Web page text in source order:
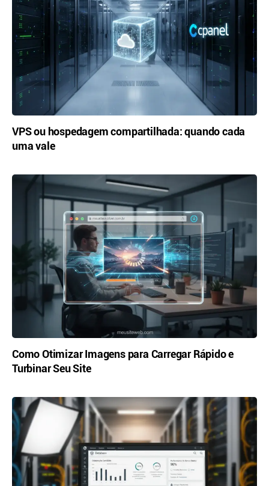
VPS ou hospedagem compartilhada: quando cada
uma vale
Como Otimizar Imagens para Carregar Rápido e
Turbinar Seu Site